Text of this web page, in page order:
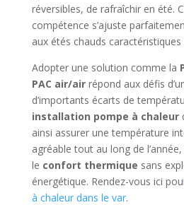
réversibles, de rafraîchir en été.
compétence s’ajuste
aux étés chauds caractéristiques
Adopter une solution comme la
PAC air/airrépond aux défis
d’importants écarts de
installation pompe à chaleur
ainsi assurer une température
agréable tout au long de
le confort thermique sans
énergétique. Rendez-vous ici
à chaleur dans le var.